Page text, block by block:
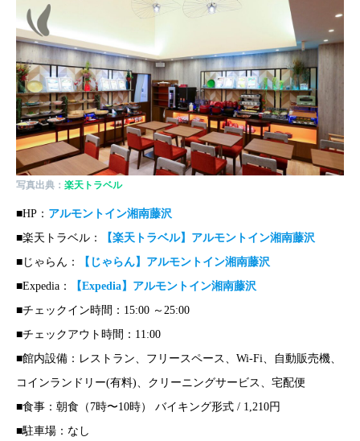
写真出典： 楽天トラベル
■HP： アルモントイン湘南藤沢
■楽天トラベル：
【楽天トラベル】アルモントイン湘南藤沢
■じゃらん：
【じゃらん】アルモントイン湘南藤沢
■Expedia：
【Expedia】アルモントイン湘南藤沢
■チェックイン時間：15:00 ～25:00
■チェックアウト時間：11:00
■館内設備：レストラン、フリースペース、Wi-Fi、自動販売機、
コインランドリー(有料)、クリーニングサービス、宅配便
■食事：朝食（7時〜10時） バイキング形式 / 1,210円
■駐車場：なし